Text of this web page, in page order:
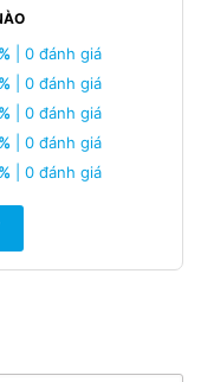
| 0 đánh giá
| 0 đánh giá
| 0 đánh giá
| 0 đánh giá
| 0 đánh giá